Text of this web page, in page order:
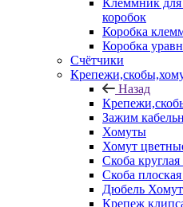
Клеммник для
коробок
Коробка
Коробка
Счётчики
Назад
Зажим
Хомуты
Хомут
Скоба
Скоба
Дюбель Хомут
Крепеж